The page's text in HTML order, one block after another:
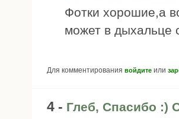
Фотки хорошие,а
может в дыхальце
Для комментирования войдите или
4 - Глеб, Спасибо :)